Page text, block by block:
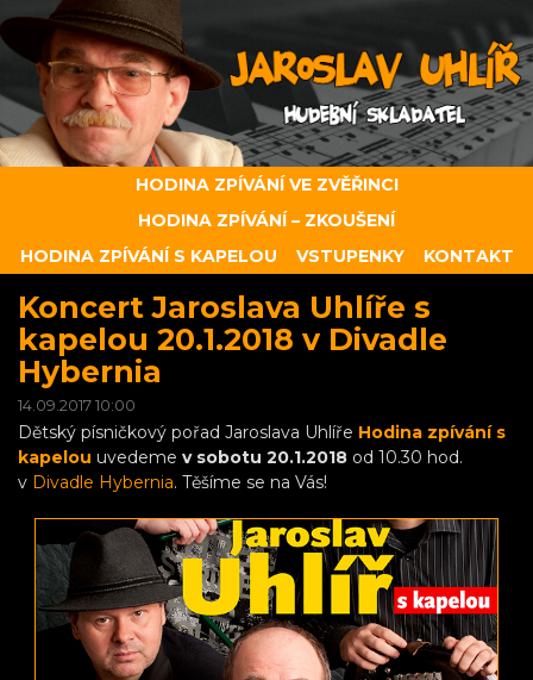
HODINA ZPÍVÁNÍ VE ZVĚŘINCI
HODINA ZPÍVÁNÍ – ZKOUŠENÍ
HODINA ZPÍVÁNÍ S KAPELOU
VSTUPENKY KONTAKT
Koncert Jaroslava Uhlíře s
kapelou 20.1.2018 v Divadle
Hybernia
14.09.2017 10:00
Dětský písničkový pořad Jaroslava Uhlíře Hodina zpívání s
kapelou uvedeme v sobotu 20.1.2018 od 10.30 hod.
v Divadle Hybernia. Těšíme se na Vás!